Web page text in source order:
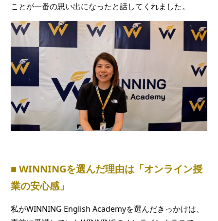
ことが一番の思い出になったと話してくれました。
■ WINNINGを選んだ理由は「オンライン授
業の安心感」
私がWINNING English Academyを選んだきっかけは、